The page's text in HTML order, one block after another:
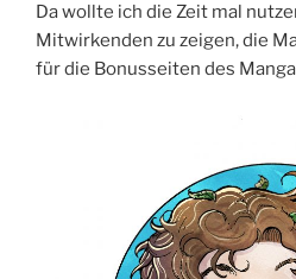
Da wollte ich die Zeit mal
Mitwirkenden zu zeigen, die
für die Bonusseiten des